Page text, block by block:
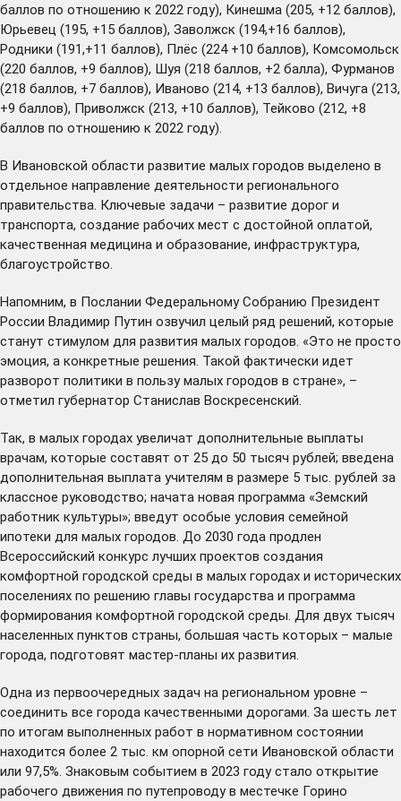
баллов по отношению к 2022 году), Кинешма (205, +12 баллов),
Юрьевец (195, +15 баллов), Заволжск (194,+16 баллов),
Родники (191,+11 баллов), Плёс (224 +10 баллов), Комсомольск
(220 баллов, +9 баллов), Шуя (218 баллов, +2 балла), Фурманов
(218 баллов, +7 баллов), Иваново (214, +13 баллов), Вичуга (213,
+9 баллов), Приволжск (213, +10 баллов), Тейково (212, +8
баллов по отношению к 2022 году).
В Ивановской области развитие малых городов выделено в
отдельное направление деятельности регионального
правительства. Ключевые задачи – развитие дорог и
транспорта, создание рабочих мест с достойной оплатой,
качественная медицина и образование, инфраструктура,
благоустройство.
Напомним, в Послании Федеральному Собранию Президент
России Владимир Путин озвучил целый ряд решений, которые
станут стимулом для развития малых городов. «Это не просто
эмоция, а конкретные решения. Такой фактически идет
разворот политики в пользу малых городов в стране», –
отметил губернатор Станислав Воскресенский.
Так, в малых городах увеличат дополнительные выплаты
врачам, которые составят от 25 до 50 тысяч рублей; введена
дополнительная выплата учителям в размере 5 тыс. рублей за
классное руководство; начата новая программа «Земский
работник культуры»; введут особые условия семейной
ипотеки для малых городов. До 2030 года продлен
Всероссийский конкурс лучших проектов создания
комфортной городской среды в малых городах и исторических
поселениях по решению главы государства и программа
формирования комфортной городской среды. Для двух тысяч
населенных пунктов страны, большая часть которых – малые
города, подготовят мастер-планы их развития.
Одна из первоочередных задач на региональном уровне –
соединить все города качественными дорогами. За шесть лет
по итогам выполненных работ в нормативном состоянии
находится более 2 тыс. км опорной сети Ивановской области
или 97,5%. Знаковым событием в 2023 году стало открытие
рабочего движения по путепроводу в местечке Горино